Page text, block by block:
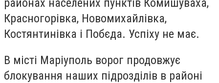
районах населених пунктів Комишуваха,
Красногорівка, Новомихайлівка,
Костянтинівка і Побєда. Успіху не має.
В місті Маріуполь ворог продовжує
блокування наших підрозділів в районі